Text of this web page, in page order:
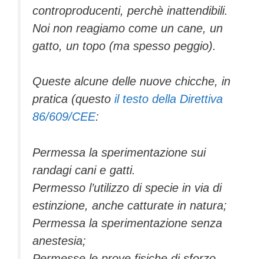
controproducenti, perchè inattendibili.
Noi non reagiamo come un cane, un
gatto, un topo (ma spesso peggio).
Queste alcune delle nuove chicche, in
pratica (questo il testo della Direttiva
86/609/CEE:
Permessa la sperimentazione sui
randagi cani e gatti.
Permesso l’utilizzo di specie in via di
estinzione, anche catturate in natura;
Permessa la sperimentazione senza
anestesia;